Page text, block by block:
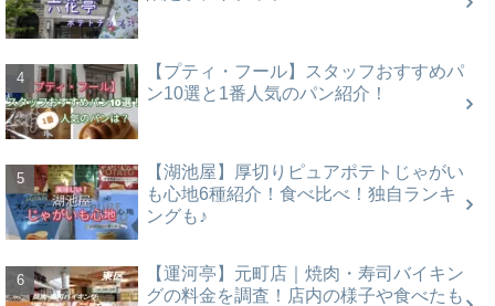
【プティ・フール】スタッフおすすめパ
ン10選と1番人気のパン紹介！
【湖池屋】厚切りピュアポテトじゃがい
も心地6種紹介！食べ比べ！独自ランキ
ングも♪
【運河亭】元町店｜焼肉・寿司バイキン
グの料金を調査！店内の様子や食べたも